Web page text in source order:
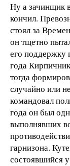
Ну а зачинщик
кончил.
стоял за
он тщетно
его поддержку
года
тогда
случайно или
командовал
года он был
выполнявших
гарнизона.
состоявшийся